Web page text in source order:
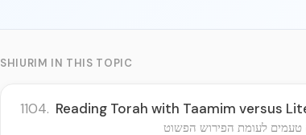
SHIURIM IN THIS TOPIC
1104. Reading Torah with Taamim versus
לעומת הפירוש הפשוט